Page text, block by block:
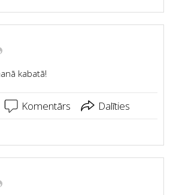
kabatā!
Komentārs Dalīties